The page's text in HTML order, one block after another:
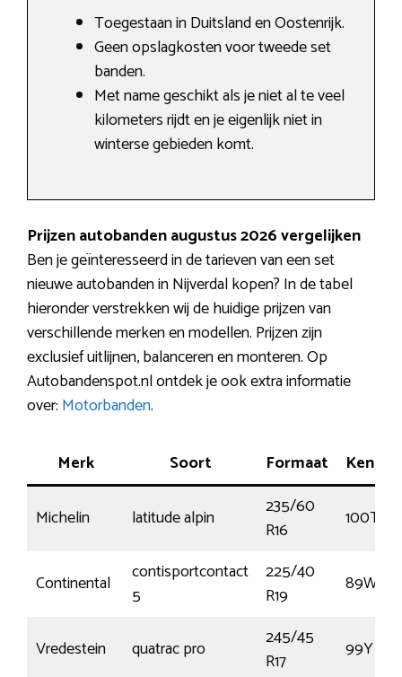
Toegestaan in Duitsland en Oostenrijk.
Geen opslagkosten voor tweede set
banden.
Met name geschikt als je niet al te veel
kilometers rijdt en je eigenlijk niet in
winterse gebieden komt.
Prijzen autobanden augustus 2026 vergelijken
Ben je geïnteresseerd in de tarieven van een set
nieuwe autobanden in Nijverdal kopen? In de tabel
hieronder verstrekken wij de huidige prijzen van
verschillende merken en modellen. Prijzen zijn
exclusief uitlijnen, balanceren en monteren. Op
Autobandenspot.nl ontdek je ook extra informatie
over: Motorbanden.
Merk Soort Formaat
Michelin latitude alpin
235/60
R16
100T
Continental
contisportcontact
5
225/40
R19
89W
Vredestein quatrac pro
245/45
R17
99Y